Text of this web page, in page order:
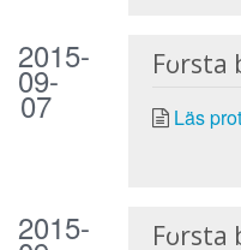
2015-
09-
07
Första
Läs
2015- Första